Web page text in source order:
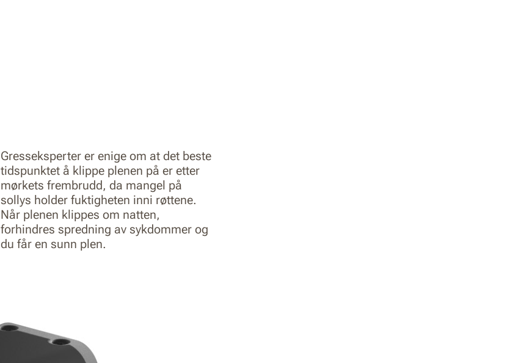
Gresseksperter er enige om at det beste
tidspunktet å klippe plenen på er etter
mørkets frembrudd, da mangel på
sollys holder fuktigheten inni røttene.
Når plenen klippes om natten,
forhindres spredning av sykdommer og
du får en sunn plen.